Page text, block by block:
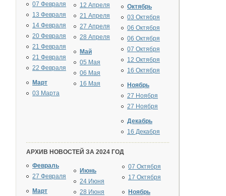
07 Февраля
13 Февраля
14 Февраля
20 Февраля
21 Февраля
21 Февраля
22 Февраля
Март
03 Марта
12 Апреля
21 Апреля
27 Апреля
28 Апреля
Май
05 Мая
06 Мая
16 Мая
Октябрь
03 Октября
06 Октября
06 Октября
07 Октября
12 Октября
16 Октября
Ноябрь
27 Ноября
27 Ноября
Декабрь
16 Декабря
АРХИВ НОВОСТЕЙ ЗА 2024 ГОД
Февраль
27 Февраля
Март
Июнь
24 Июня
28 Июня
07 Октября
17 Октября
Ноябрь